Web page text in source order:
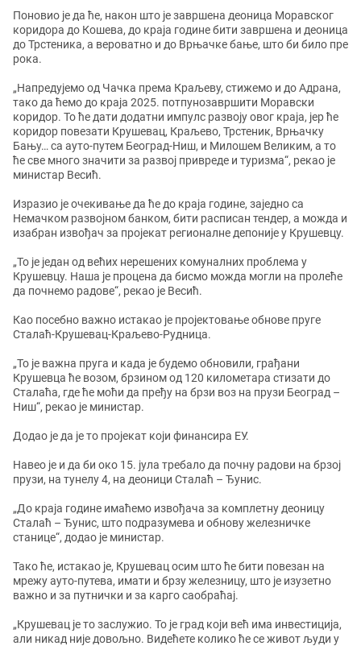
Поновио је да ће, након што је завршена деоница Моравског
коридора до Кошева, до краја године бити завршена и деоница
до Трстеника, а вероватно и до Врњачке бање, што би било пре
рока.
„Напредујемо од Чачка према Краљеву, стижемо и до Адрана,
тако да ћемо до краја 2025. потпунозавршити Моравски
коридор. То ће дати додатни импулс развоју овог краја, јер ће
коридор повезати Крушевац, Краљево, Трстеник, Врњачку
Бању… са ауто-путем Београд-Ниш, и Милошем Великим, а то
ће све много значити за развој привреде и туризма“, рекао је
министар Весић.
Изразио је очекивање да ће до краја године, заједно са
Немачком развојном банком, бити расписан тендер, а можда и
изабран извођач за пројекат регионалне депоније у Крушевцу.
„То је један од већих нерешених комуналних проблема у
Крушевцу. Наша је процена да бисмо можда могли на пролеће
да почнемо радове“, рекао је Весић.
Као посебно важно истакао је пројектовање обнове пруге
Сталаћ-Крушевац-Краљево-Рудница.
„То је важна пруга и када је будемо обновили, грађани
Крушевца ће возом, брзином од 120 километара стизати до
Сталаћа, где ће моћи да пређу на брзи воз на прузи Београд –
Ниш“, рекао је министар.
Додао је да је то пројекат који финансира ЕУ.
Навео је и да би око 15. јула требало да почну радови на брзој
прузи, на тунелу 4, на деоници Сталаћ – Ђунис.
„До краја године имаћемо извођача за комплетну деоницу
Сталаћ – Ђунис, што подразумева и обнову железничке
станице“, додао је министар.
Тако ће, истакао је, Крушевац осим што ће бити повезан на
мрежу ауто-путева, имати и брзу железницу, што је изузетно
важно и за путнички и за карго саобраћај.
„Крушевац је то заслужио. То је град који већ има инвестиција,
али никад није довољно. Видећете колико ће се живот људи у